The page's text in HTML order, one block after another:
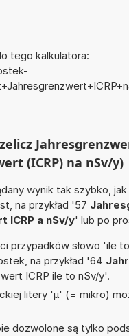
tego kalkulatora:
(ICRP) na nSv/y)
wynik tak szybko,
na przykład '57
ICRP a nSv/y' lub po
przypadków słowo 'ile
na przykład '64
ICRP ile to nSv/y'.
litery 'µ' (= mikro)
dozwolone są tylko